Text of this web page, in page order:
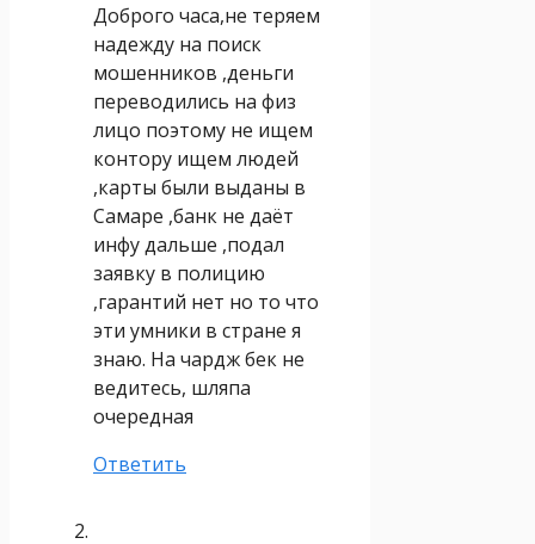
Доброго часа,не теряем
надежду на поиск
мошенников ,деньги
переводились на физ
лицо поэтому не ищем
контору ищем людей
,карты были выданы в
Самаре ,банк не даёт
инфу дальше ,подал
заявку в полицию
,гарантий нет но то что
эти умники в стране я
знаю. На чардж бек не
ведитесь, шляпа
очередная
Ответить